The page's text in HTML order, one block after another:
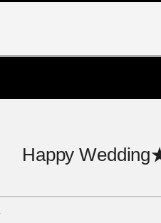
Happy